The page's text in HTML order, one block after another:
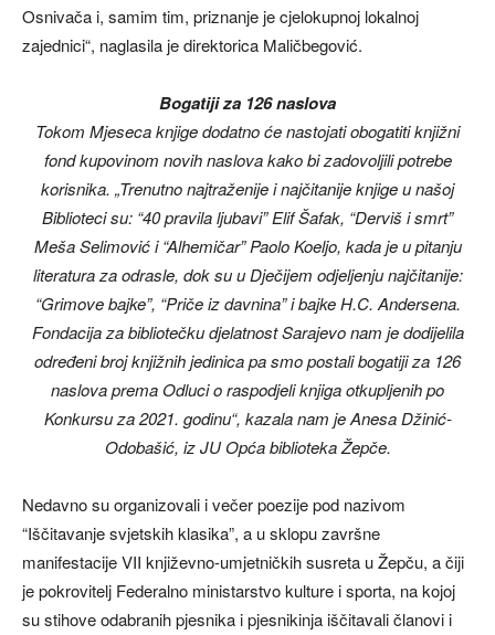
Osnivača i, samim tim, priznanje je cjelokupnoj lokalnoj
zajednici“, naglasila je direktorica Maličbegović.
Bogatiji za 126 naslova
Tokom Mjeseca knjige dodatno će nastojati obogatiti knjižni
fond kupovinom novih naslova kako bi zadovoljili potrebe
korisnika. „Trenutno najtraženije i najčitanije knjige u našoj
Biblioteci su: “40 pravila ljubavi” Elif Šafak, “Derviš i smrt”
Meša Selimović i “Alhemičar” Paolo Koeljo, kada je u pitanju
literatura za odrasle, dok su u Dječijem odjeljenju najčitanije:
“Grimove bajke”, “Priče iz davnina” i bajke H.C. Andersena.
Fondacija za bibliotečku djelatnost Sarajevo nam je dodijelila
određeni broj knjižnih jedinica pa smo postali bogatiji za 126
naslova prema Odluci o raspodjeli knjiga otkupljenih po
Konkursu za 2021. godinu“, kazala nam je Anesa Džinić-
Odobašić, iz JU Opća biblioteka Žepče.
Nedavno su organizovali i večer poezije pod nazivom
“Iščitavanje svjetskih klasika”, a u sklopu završne
manifestacije VII književno-umjetničkih susreta u Žepču, a čiji
je pokrovitelj Federalno ministarstvo kulture i sporta, na kojoj
su stihove odabranih pjesnika i pjesnikinja iščitavali članovi i